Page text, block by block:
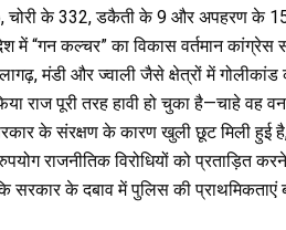
के 332, डकैती के 9 और अपहरण के
में “गन कल्चर” का विकास वर्तमान
मंडी और ज्वाली जैसे क्षेत्रों में गोलीकांड
राज पूरी तरह हावी हो चुका है—चाहे वह
के संरक्षण के कारण खुली छूट मिली हुई
राजनीतिक विरोधियों को प्रताड़ित
सरकार के दबाव में पुलिस की